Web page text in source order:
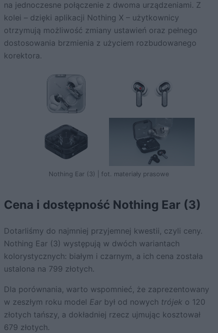
na jednoczesne połączenie z dwoma urządzeniami. Z
kolei – dzięki aplikacji Nothing X – użytkownicy
otrzymują możliwość zmiany ustawień oraz pełnego
dostosowania brzmienia z użyciem rozbudowanego
korektora.
Nothing Ear (3) | fot. materiały prasowe
Cena i dostępność Nothing Ear (3)
Dotarliśmy do najmniej przyjemnej kwestii, czyli ceny.
Nothing Ear (3) występują w dwóch wariantach
kolorystycznych: białym i czarnym, a ich cena została
ustalona na 799 złotych.
Dla porównania, warto wspomnieć, że zaprezentowany
w zeszłym roku model Ear był od nowych trójek o 120
złotych tańszy, a dokładniej rzecz ujmując kosztował
679 złotych.